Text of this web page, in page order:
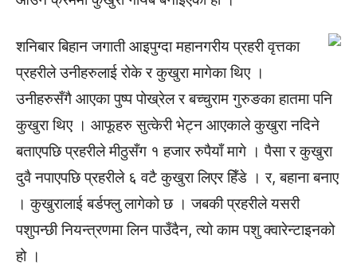
शनिबार बिहान जगाती आइपुग्दा महानगरीय प्रहरी वृत्तका
प्रहरीले उनीहरुलाई रोके र कुखुरा मागेका थिए ।
उनीहरुसँगै आएका पुष्प पोख्रेल र बच्चुराम गुरुङका हातमा पनि
कुखुरा थिए । आफूहरु सुत्केरी भेट्न आएकाले कुखुरा नदिने
बताएपछि प्रहरीले मीठुसँग १ हजार रुपैयाँ मागे । पैसा र कुखुरा
दुवै नपाएपछि प्रहरीले ६ वटै कुखुरा लिएर हिँडे । र, बहाना बनाए
। कुखुरालाई बर्डफ्लु लागेको छ । जबकी प्रहरीले यसरी
पशुपन्छी नियन्त्रणमा लिन पाउँदैन, त्यो काम पशु क्वारेन्टाइनको
हो ।